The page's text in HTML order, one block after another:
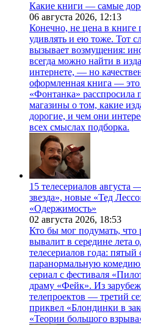
Какие книги — самые
06 августа 2026, 12:13
Конечно, не цена в
удивлять и ею тоже. Тот
вызывает возмущения:
всегда можно найти в
интернете, — но
оформленная книга — это
«Фонтанка» расспросила
магазины о том, какие
дорогие, и чем они
всех смыслах подборка.
15 телесериалов
звезда», новые «Тед
«Одержимость»
02 августа 2026, 18:53
Кто бы мог подумать, что
вывалит в середине лета
телесериалов года:
паранормальную
сериал с фестиваля
драму «Фейк». Из
телепроектов — третий
приквел «Блондинки в
«Теории большого